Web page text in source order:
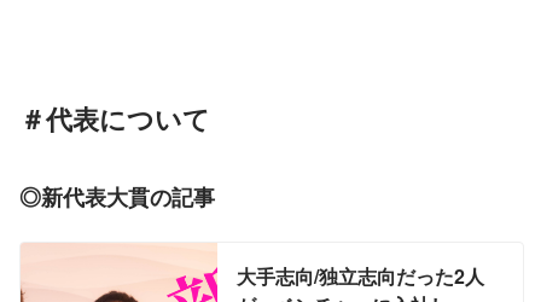
＃代表について
◎新代表大貫の記事
大手志向/独立志向だった2人